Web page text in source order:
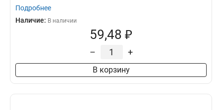
Подробнее
Наличие: В наличии
59,48 ₽
– +
В корзину